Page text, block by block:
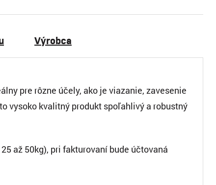
Výrobca
pre rôzne účely, ako je viazanie, zavesenie
vysoko kvalitný produkt spoľahlivý a robustný
až 50kg), pri fakturovaní bude účtovaná